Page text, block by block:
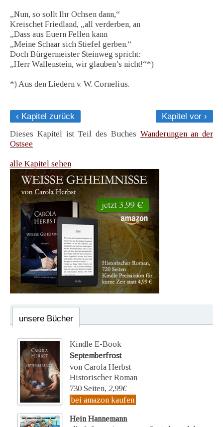
„Nun, so sollt Ihr Ochsen dann,“
Kreischet Friedland, „all verderben, an
„Dass aus Euern Fellen kann
„Meine Schaar sich Stiefel gerben.“
Doch Bürgermeister Steinweg spricht:
„Herr Wallenstein, wir glauben’s nicht!“*)
*) Aus den Liedern v. W. Cornelius.
‹ Kapitel zurück
Kapitel vor ›
Dieses Kapitel ist Teil des Buches Wanderungen an der
Ostsee
alle Kapitel sehen
unsere Bücher
Kindle E-Book
Septemberfrost
von Carola Herbst
Historischer Roman
730 Seiten, 2,99€
bei amazon kaufen
Hein Hannemann